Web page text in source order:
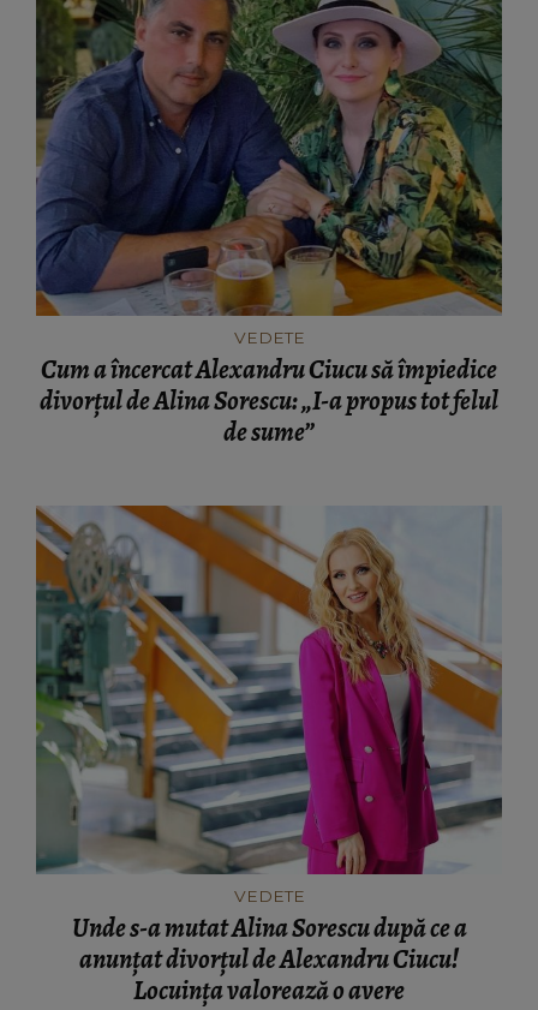
VEDETE
Cum a încercat Alexandru Ciucu să împiedice
divorțul de Alina Sorescu: „I-a propus tot felul
de sume”
VEDETE
Unde s-a mutat Alina Sorescu după ce a
anunțat divorțul de Alexandru Ciucu!
Locuința valorează o avere